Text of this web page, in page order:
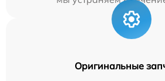
Оригинальные